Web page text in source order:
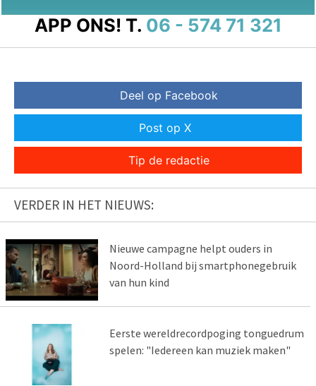
APP ONS! T. 06 - 574 71 321
Deel op Facebook
Post op X
Tip de redactie
VERDER IN HET NIEUWS:
Nieuwe campagne helpt ouders in
Noord-Holland bij smartphonegebruik
van hun kind
Eerste wereldrecordpoging tonguedrum
spelen: "Iedereen kan muziek maken"